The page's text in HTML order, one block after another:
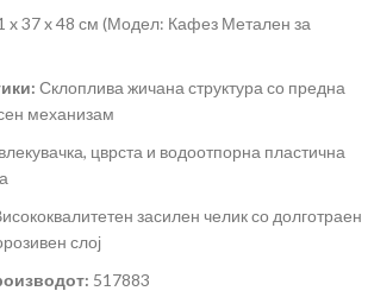
x 37 x 48 см (Модел: Кафез Метален за
Склоплива жичана структура со предна
механизам
цврста и водоотпорна пластична
засилен челик со долготраен
слој
517883